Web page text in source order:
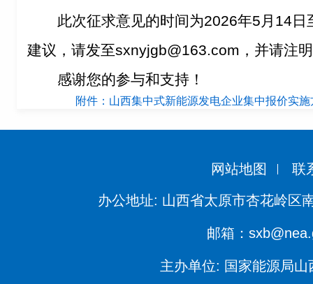
此次征求意见的时间为2026年5月14
建议，请发至sxnyjgb@163.com，并请注
感谢您的参与和支持！
附件：山西集中式新能源发电企业集中报价实
网站地图 联
办公地址: 山西省太原市杏花岭区
邮箱：
主办单位: 国家能源局山